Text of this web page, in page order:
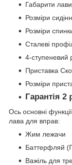
Габарити
Розміри
Розміри
Сталеві
4-ступеневий
Приставка
Розміри
Гарантія 2
Ось основні
лава для вправ:
Жим лежачи
Баттерфляй
Важіль для